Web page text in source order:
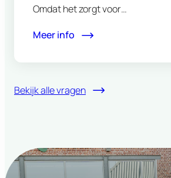
Omdat het zorgt voor…
Meer info
Bekijk alle vragen